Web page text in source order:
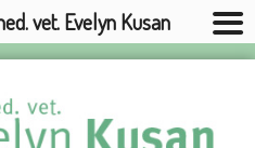
vet. Evelyn Kusan